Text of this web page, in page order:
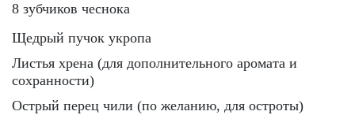
8 зубчиков чеснока
Щедрый пучок укропа
Листья хрена (для дополнительного аромата и
сохранности)
Острый перец чили (по желанию, для остроты)